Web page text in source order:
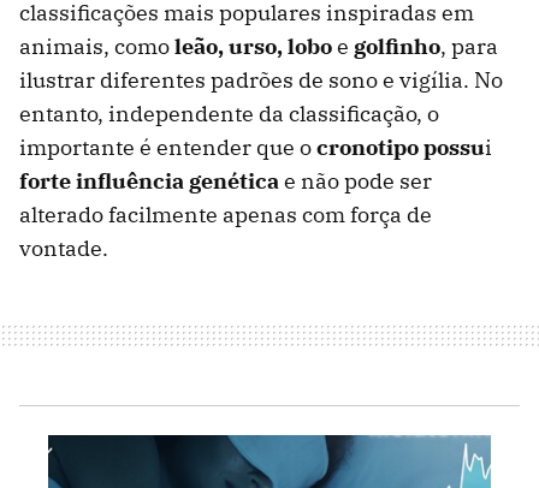
classificações mais populares inspiradas em
animais, comoleão, urso, loboe golfinho, para
ilustrar diferentes padrões de sono e vigília. No
entanto, independente da classificação, o
importante é entender que ocronotipo possui
forte influência genéticae não pode ser
alterado facilmente apenas com força de
vontade.